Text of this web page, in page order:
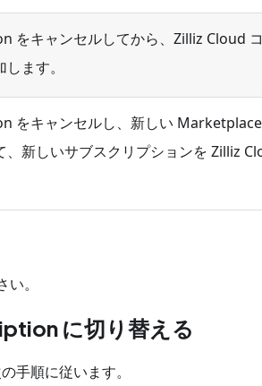
をキャンセルしてから、Zilliz Cloud
ます。
をキャンセルし、新しい
、新しいサブスクリプションを Zilliz
。
に切り替える
手順に従います。